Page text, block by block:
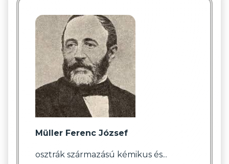
Müller Ferenc József
osztrák származású kémikus és...